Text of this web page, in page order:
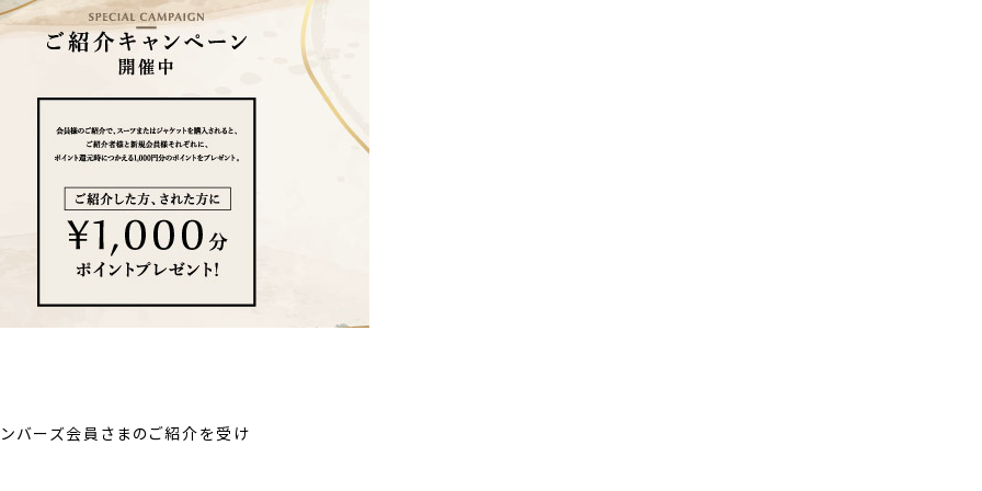
ンバーズ会員さまのご紹介を受け